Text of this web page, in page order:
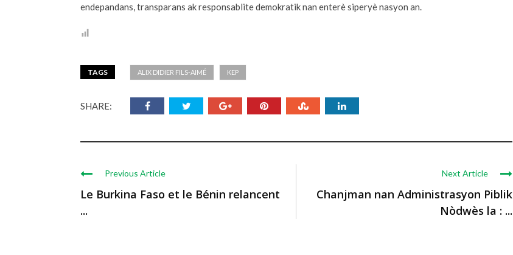
endepandans, transparans ak responsablite demokratik nan enterè siperyè nasyon an.
TAGS ALIX DIDIER FILS-AIMÉ KEP
SHARE:
Previous Article
Le Burkina Faso et le Bénin relancent
...
Next Article
Chanjman nan Administrasyon Piblik
Nòdwès la : ...